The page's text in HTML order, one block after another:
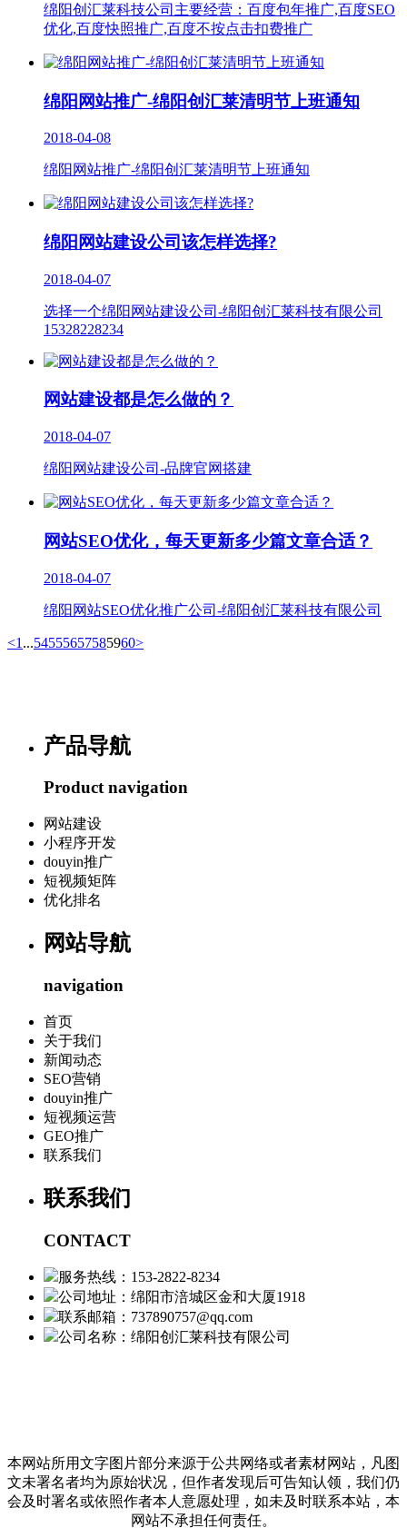
绵阳创汇莱科技公司主要经营：百度包年推广,百度SEO
优化,百度快照推广,百度不按点击扣费推广
绵阳网站推广-绵阳创汇莱清明节上班通知
2018-04-08
绵阳网站推广-绵阳创汇莱清明节上班通知
绵阳网站建设公司该怎样选择?
2018-04-07
选择一个绵阳网站建设公司-绵阳创汇莱科技有限公司
15328228234
网站建设都是怎么做的？
2018-04-07
绵阳网站建设公司-品牌官网搭建
网站SEO优化，每天更新多少篇文章合适？
2018-04-07
绵阳网站SEO优化推广公司-绵阳创汇莱科技有限公司
<1 ...54555657585960>
产品导航
Product navigation
网站建设
小程序开发
douyin推广
短视频矩阵
优化排名
网站导航
navigation
首页
关于我们
新闻动态
SEO营销
douyin推广
短视频运营
GEO推广
联系我们
联系我们
CONTACT
服务热线：153-2822-8234
公司地址：绵阳市涪城区金和大厦1918
联系邮箱：737890757@qq.com
公司名称：绵阳创汇莱科技有限公司
本网站所用文字图片部分来源于公共网络或者素材网站，凡图
文未署名者均为原始状况，但作者发现后可告知认领，我们仍
会及时署名或依照作者本人意愿处理，如未及时联系本站，本
网站不承担任何责任。